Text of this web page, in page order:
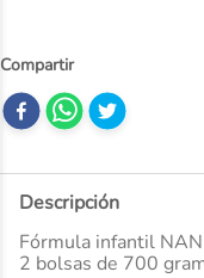
Descripción
Fórmula infantil
2 bolsas de 700